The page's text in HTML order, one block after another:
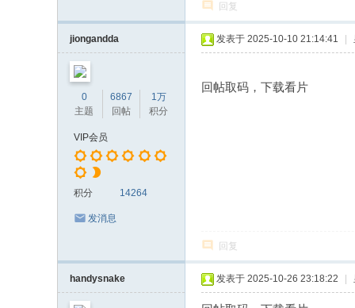
回复
jiongandda
0
主题
6867
回帖
1万
积分
VIP会员
积分 14264
发消息
发表于 2025-10-10 21:14:41
回帖取码，下载看片
回复
handysnake 发表于 2025-10-26 23:18:22